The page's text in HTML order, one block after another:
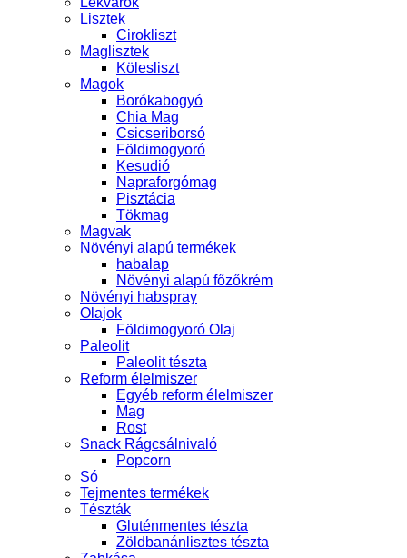
Lisztek
Cirokliszt
Maglisztek
Kölesliszt
Magok
Borókabogyó
Chia Mag
Csicseriborsó
Földimogyoró
Kesudió
Napraforgómag
Pisztácia
Tökmag
Magvak
Növényi alapú termékek
habalap
Növényi alapú főzőkrém
Növényi habspray
Olajok
Földimogyoró Olaj
Paleolit
Paleolit tészta
Reform élelmiszer
Egyéb reform élelmiszer
Mag
Rost
Snack Rágcsálnivaló
Popcorn
Só
Tejmentes termékek
Tészták
Gluténmentes tészta
Zöldbanánlisztes tészta